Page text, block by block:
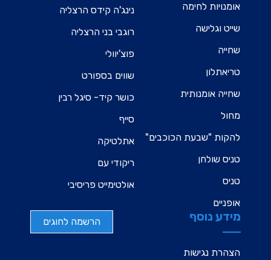
אומנויות לחימה
שייט וגלישה
שחייה
טריאתלון
שחייה אומנותית
מחול
להקות "שבעת הכוכבים"
טניס שולחן
טניס
אופניים
נינג'ה קידס הרצליה
רוגבי בני הרצליה
פוצ'יוולי
שווים בספורט
כושר קיד- סיגל רבין
סייף
אתלטיקה
ריקודי עם
אולטימייט פריסיבי
מידע נוסף
הצהרת נגישות
הרשמה לחוגים